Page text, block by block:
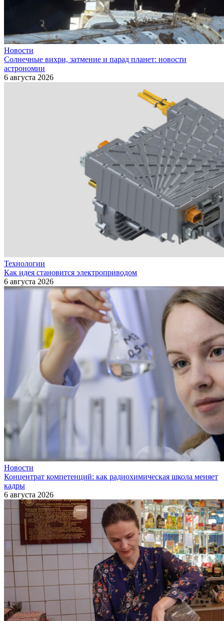
Новости
Солнечные вихри, затмение и парад планет: новости
астрономии
6 августа 2026
Технологии
Как идея становится электроприводом
6 августа 2026
Новости
Концентрат компетенций: как радиохимическая школа меняет
кадры
6 августа 2026